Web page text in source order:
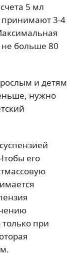
5 мл
принимают 3-4
не больше 80
и детям
нужно
его
при